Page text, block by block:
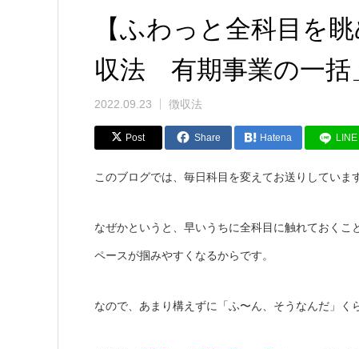
【ふわっと全科目を
収法 有期事業の一括
2022.09.23 徴収法
Post Share Hatena LINE
このブログでは、毎日科目を変えてお送りしています
なぜかというと、早いうちに全科目に触れておく
ペースが掴みやすくなるからです。
なので、あまり構えずに「ふ〜ん、そうなんだ」く